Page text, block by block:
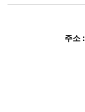
주소 :